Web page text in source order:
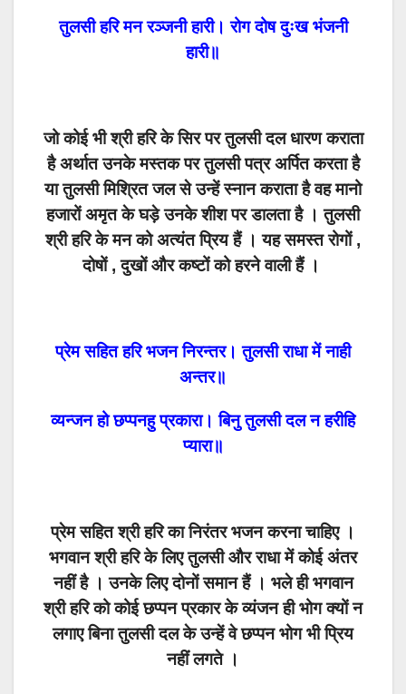
तुलसी हरि मन रञ्जनी हारी। रोग दोष दुःख भंजनी
हारी॥
जो कोई भी श्री हरि के सिर पर तुलसी दल धारणकराता
है अर्थात उनके मस्तक पर तुलसी पत्र अर्पित करता है
या तुलसी मिश्रित जल से उन्हें स्नान कराता है वह मानो
हजारों अमृत के घड़े उनके शीश पर डालता है । तुलसी
श्री हरि के मन को अत्यंत प्रिय हैं । यह समस्त रोगों ,
दोषों , दुखों और कष्टों को हरने वाली हैं ।
प्रेम सहित हरि भजन निरन्तर। तुलसी राधा में नाही
अन्तर॥
व्यन्जन हो छप्पनहु प्रकारा। बिनु तुलसी दल न हरीहि
प्यारा॥
प्रेम सहित श्री हरि का निरंतर भजन करना चाहिए ।
भगवान श्री हरि के लिए तुलसी और राधा में कोई अंतर
नहीं है । उनके लिए दोनों समान हैं । भले ही भगवान
श्री हरि को कोई छप्पन प्रकार के व्यंजन ही भोग क्यों न
लगाए बिना तुलसी दल के उन्हें वे छप्पन भोग भी प्रिय
नहीं लगते ।